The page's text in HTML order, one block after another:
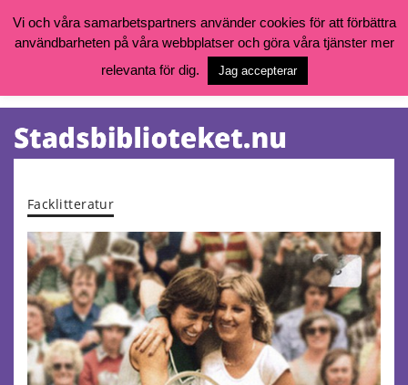
Vill du söka böcker, logga in på ditt bibliotekskonto eller nå övriga
goteborg.se/bibliotek
Öppettider, katalog och kontakt
Tjänster
Facklitteratur
Vi och våra samarbetspartners använder cookies för att förbättra
användbarheten på våra webbplatser och göra våra tjänster mer
relevanta för dig.
Jag accepterar